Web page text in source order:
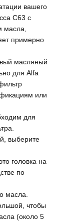
вашего
C63 с
масла,
примерно
масляный
для Alfa
или
для
выберите
головка на
по
масла.
чтобы
(около 5